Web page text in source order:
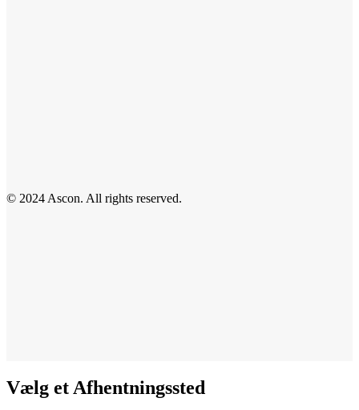
© 2024 Ascon. All rights reserved.
Vælg et Afhentningssted